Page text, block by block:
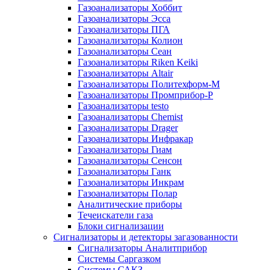
Газоанализаторы Хоббит
Газоанализаторы Эсса
Газоанализаторы ПГА
Газоанализаторы Колион
Газоанализаторы Сеан
Газоанализаторы Riken Keiki
Газоанализаторы Altair
Газоанализаторы Политехформ-М
Газоанализаторы Промприбор-Р
Газоанализаторы testo
Газоанализаторы Chemist
Газоанализаторы Drager
Газоанализаторы Инфракар
Газоанализаторы Гиам
Газоанализаторы Сенсон
Газоанализаторы Ганк
Газоанализаторы Инкрам
Газоанализаторы Полар
Аналитические приборы
Течеискатели газа
Блоки сигнализации
Сигнализаторы и детекторы загазованности
Сигнализаторы Аналитприбор
Системы Саргазком